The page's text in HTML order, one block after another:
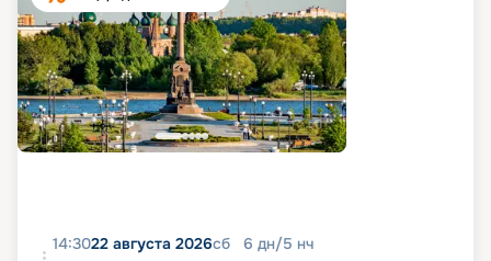
14:3022 августа 2026сб 6 дн/5 нч